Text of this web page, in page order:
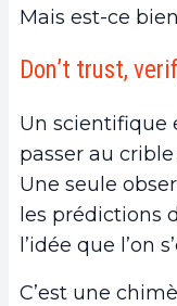
Mais est-ce
Don’t trust,
Un scientifique
passer au
Une seule
les prédictions
l’idée que l’on
C’est une